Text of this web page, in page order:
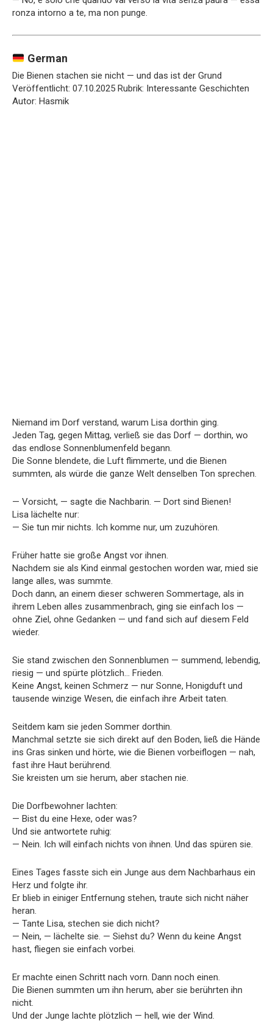
ronza intorno a te, ma non punge.
German
Die Bienen stachen sie nicht — und das ist der Grund
Veröffentlicht: 07.10.2025 Rubrik: Interessante Geschichten
Autor: Hasmik
Niemand im Dorf verstand, warum Lisa dorthin ging.
Jeden Tag, gegen Mittag, verließ sie das Dorf — dorthin, wo
das endlose Sonnenblumenfeld begann.
Die Sonne blendete, die Luft flimmerte, und die Bienen
summten, als würde die ganze Welt denselben Ton sprechen.
— Vorsicht, — sagte die Nachbarin. — Dort sind Bienen!
Lisa lächelte nur:
— Sie tun mir nichts. Ich komme nur, um zuzuhören.
Früher hatte sie große Angst vor ihnen.
Nachdem sie als Kind einmal gestochen worden war, mied sie
lange alles, was summte.
Doch dann, an einem dieser schweren Sommertage, als in
ihrem Leben alles zusammenbrach, ging sie einfach los —
ohne Ziel, ohne Gedanken — und fand sich auf diesem Feld
wieder.
Sie stand zwischen den Sonnenblumen — summend, lebendig,
riesig — und spürte plötzlich… Frieden.
Keine Angst, keinen Schmerz — nur Sonne, Honigduft und
tausende winzige Wesen, die einfach ihre Arbeit taten.
Seitdem kam sie jeden Sommer dorthin.
Manchmal setzte sie sich direkt auf den Boden, ließ die Hände
ins Gras sinken und hörte, wie die Bienen vorbeiflogen — nah,
fast ihre Haut berührend.
Sie kreisten um sie herum, aber stachen nie.
Die Dorfbewohner lachten:
— Bist du eine Hexe, oder was?
Und sie antwortete ruhig:
— Nein. Ich will einfach nichts von ihnen. Und das spüren sie.
Eines Tages fasste sich ein Junge aus dem Nachbarhaus ein
Herz und folgte ihr.
Er blieb in einiger Entfernung stehen, traute sich nicht näher
heran.
— Tante Lisa, stechen sie dich nicht?
— Nein, — lächelte sie. — Siehst du? Wenn du keine Angst
hast, fliegen sie einfach vorbei.
Er machte einen Schritt nach vorn. Dann noch einen.
Die Bienen summten um ihn herum, aber sie berührten ihn
nicht.
Und der Junge lachte plötzlich — hell, wie der Wind.